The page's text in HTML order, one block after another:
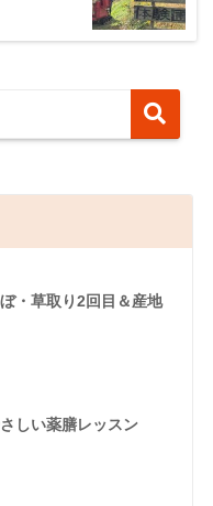
・草取り2回目＆産地
しい薬膳レッスン